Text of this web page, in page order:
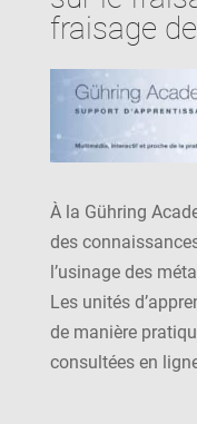
fraisage
À la Gühring
des
l’usinage des
Les unités
de manière
consultées en